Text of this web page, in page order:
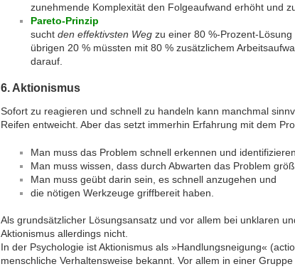
zunehmende Komplexität den Folgeaufwand erhöht und
Pareto-Prinzip
sucht den effektivsten Weg zu einer 80 %-Prozent-
übrigen 20 % müssten mit 80 % zusätzlichem
darauf.
6. Aktionismus
Sofort zu reagieren und schnell zu handeln kann manchmal
Reifen entweicht. Aber das setzt immerhin Erfahrung mit dem
Man muss das Problem schnell erkennen und identifizieren.
Man muss wissen, dass durch Abwarten das Problem
Man muss geübt darin sein, es schnell anzugehen und
die nötigen Werkzeuge griffbereit haben.
Als grundsätzlicher Lösungsansatz und vor allem bei unklaren
Aktionismus allerdings nicht.
In der Psychologie ist Aktionismus als »Handlungsneigung«
menschliche Verhaltensweise bekannt. Vor allem in einer